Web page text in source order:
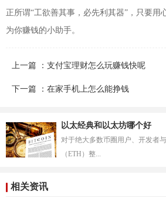
正所谓“工欲善其事，必先利其器”，只要用
为你赚钱的小助手。
上一篇 ：支付宝理财怎么玩赚钱快呢
下一篇 ：在家手机上怎么能挣钱
以太经典和以太坊哪个好
对于绝大多数币圈用户、开发者
（ETH）整...
相关资讯